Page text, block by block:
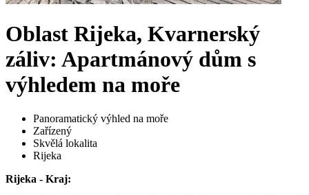
Oblast Rijeka, Kvarnerský
záliv: Apartmánový dům s
výhledem na moře
Panoramatický výhled na moře
Zařízený
Skvělá lokalita
Rijeka
Rijeka - Kraj: